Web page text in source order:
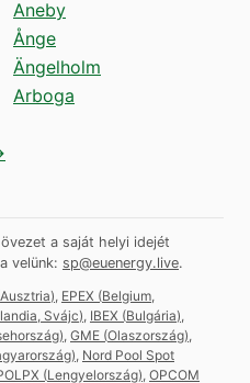
Aneby
Ånge
Ängelholm
Arboga
a saját helyi idejét
velünk: sp@euenergy.live.
Ausztria) EPEX (Belgium,
Svájc) IBEX (Bulgária)
) GME (Olaszország)
) Nord Pool Spot
(Lengyelország) OPCOM